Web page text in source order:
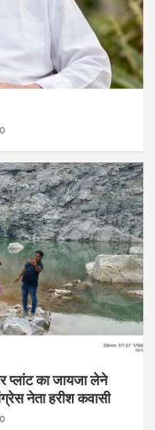
प्लांट का जायजा लेने
नेता हरीश कवासी